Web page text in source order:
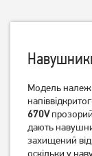
Навушники
Black
Модель
670V
дають
захищений від
оскільки у